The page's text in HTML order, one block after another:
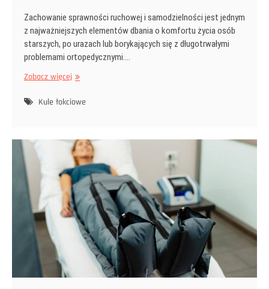
Zachowanie sprawności ruchowej i samodzielności jest jednym
z najważniejszych elementów dbania o komfortu życia osób
starszych, po urazach lub borykających się z długotrwałymi
problemami ortopedycznymi.…
Zobacz więcej Kule
–
i
ochrona
w
każdym
kroku.
Kule łokciowe